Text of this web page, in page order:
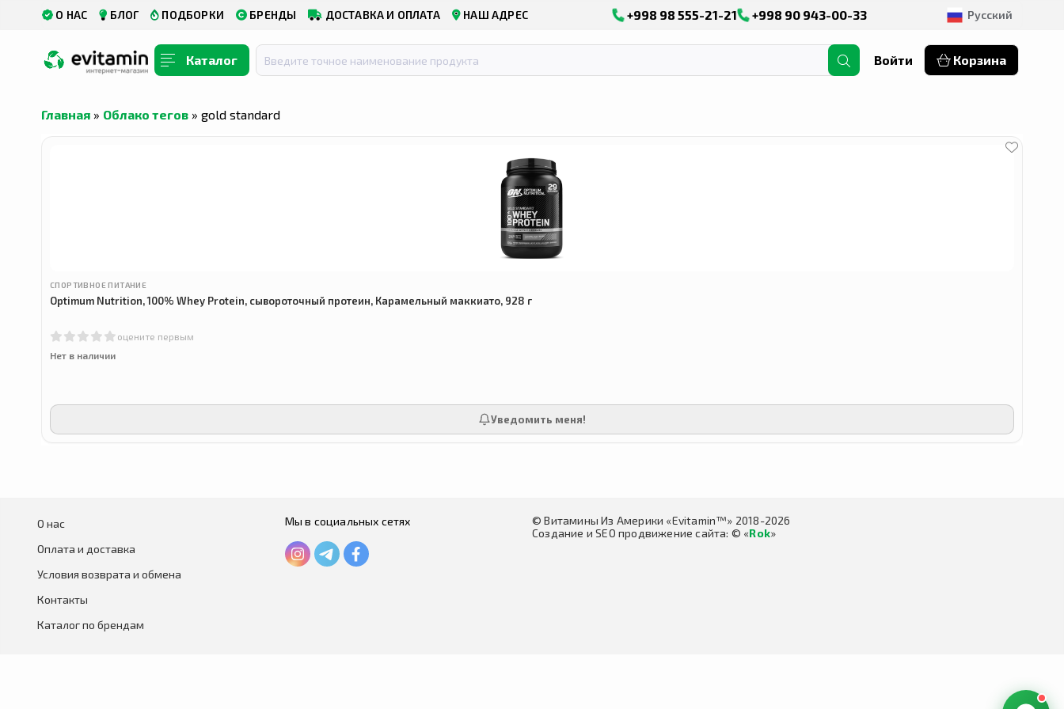
О НАС БЛОГ ПОДБОРКИ БРЕНДЫ ДОСТАВКА И ОПЛАТА НАШ АДРЕС +998 98 555-21-21 +998 90 943-00-33 Русский
Каталог Войти Корзина
Главная » Облако тегов » gold standard
СПОРТИВНОЕ ПИТАНИЕ
Optimum Nutrition, 100% Whey Protein, сывороточный протеин, Карамельный маккиато, 928 г
оцените первым
Нет в наличии
Уведомить меня!
О нас
Оплата и доставка
Условия возврата и обмена
Контакты
Каталог по брендам
Мы в социальных сетях
© Витамины Из Америки «Evitamin™» 2018-2026
Создание и SEO продвижение сайта: © «Rok»